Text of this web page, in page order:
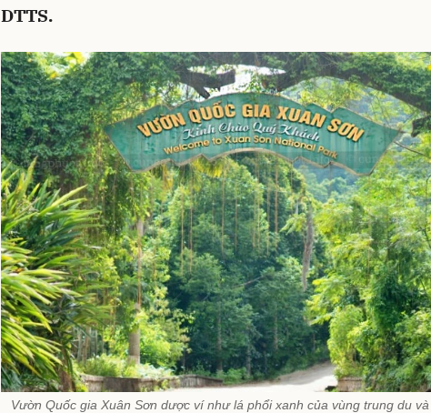
DTTS.
Vườn Quốc gia Xuân Sơn dược ví như lá phổi xanh của vùng trung du